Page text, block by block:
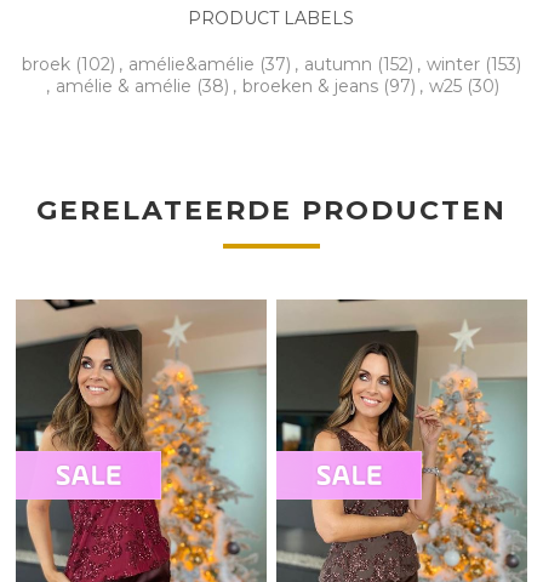
PRODUCT LABELS
broek (102) , amélie&amélie (37) , autumn (152) , winter (153)
, amélie & amélie (38) , broeken & jeans (97) , w25 (30)
GERELATEERDE PRODUCTEN